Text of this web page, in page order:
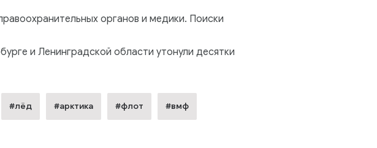
органов и медики. Поиски
и Ленинградской области утонули десятки
#лёд #арктика #флот #вмф